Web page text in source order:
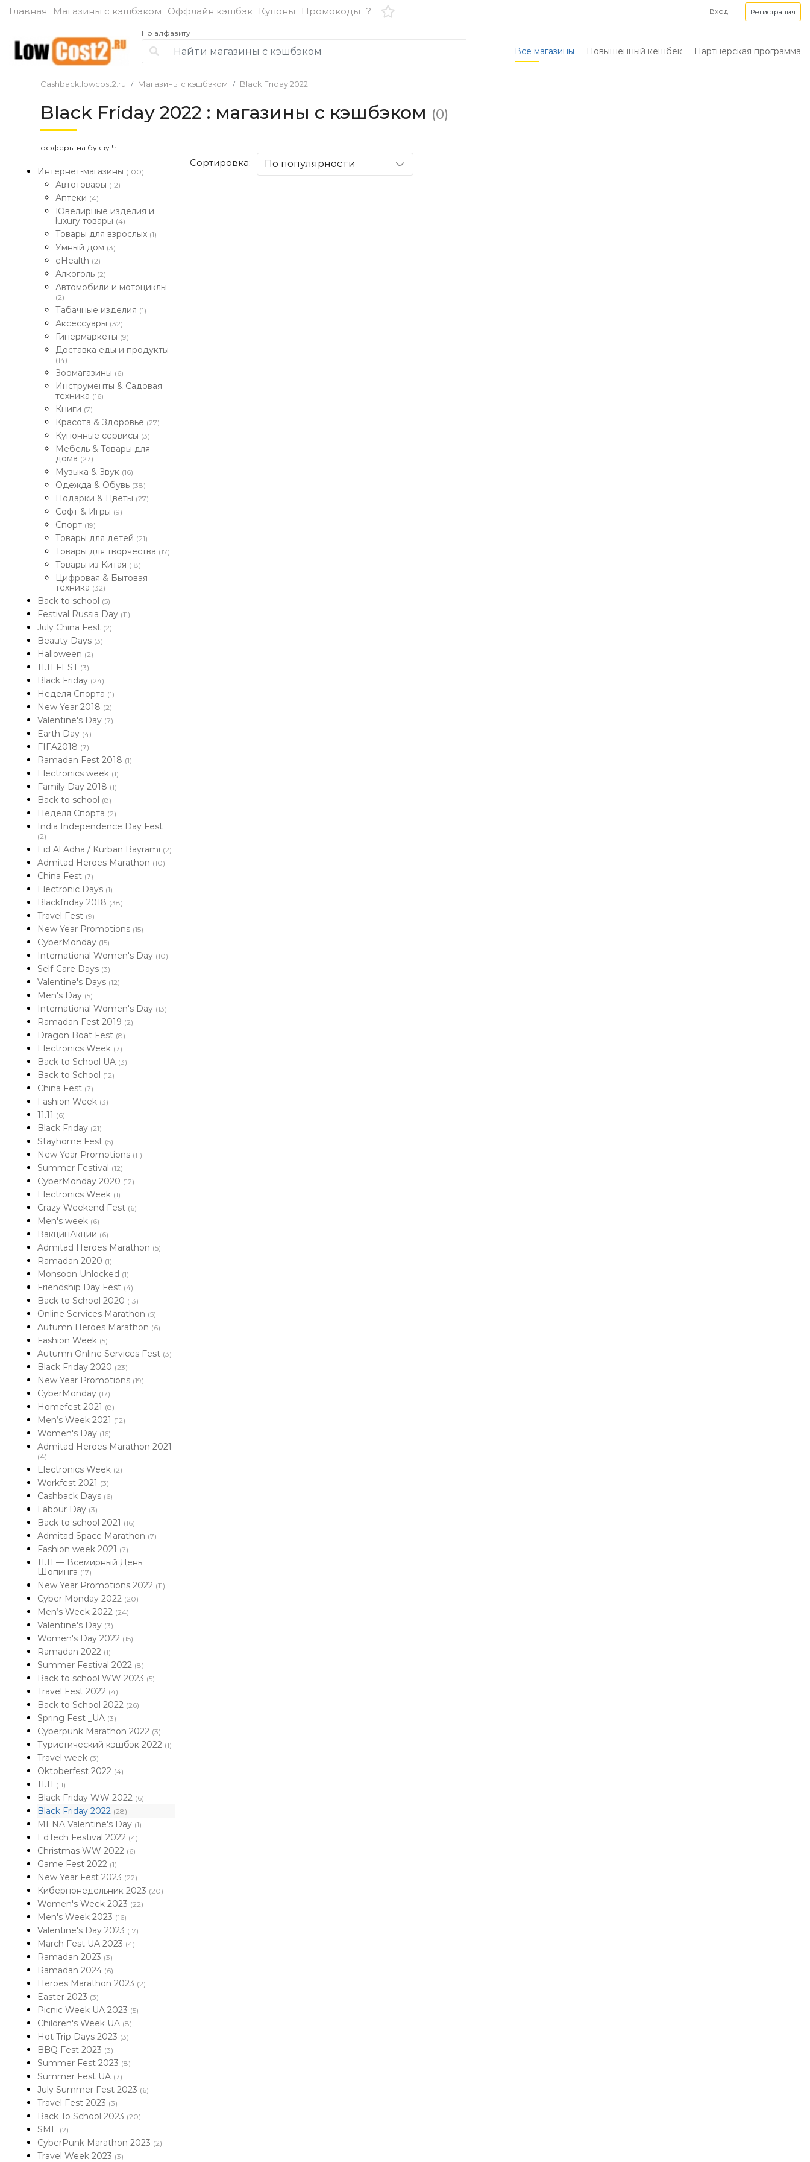
Главная Магазины с кэшбэком Оффлайн кэшбэк Купоны Промокоды ? Вход Регистрация
По алфавиту
Все магазины Повышенный кешбек Партнерская программа
Cashback.lowcost2.ru Магазины с кэшбэком Black Friday 2022
Black Friday 2022 : магазины с кэшбэком (0)
офферы на букву Ч
Интернет-магазины (100)
Автотовары (12)
Аптеки (4)
Ювелирные изделия и
luxury товары (4)
Товары для взрослых (1)
Умный дом (3)
eHealth (2)
Алкоголь (2)
Автомобили и мотоциклы
(2)
Табачные изделия (1)
Аксессуары (32)
Гипермаркеты (9)
Доставка еды и продукты
(14)
Зоомагазины (6)
Инструменты & Садовая
техника (16)
Книги (7)
Красота & Здоровье (27)
Купонные сервисы (3)
Мебель & Товары для
дома (27)
Музыка & Звук (16)
Одежда & Обувь (38)
Подарки & Цветы (27)
Софт & Игры (9)
Спорт (19)
Товары для детей (21)
Товары для творчества (17)
Товары из Китая (18)
Цифровая & Бытовая
техника (32)
Back to school (5)
Festival Russia Day (11)
July China Fest (2)
Beauty Days (3)
Halloween (2)
11.11 FEST (3)
Black Friday (24)
Неделя Спорта (1)
New Year 2018 (2)
Valentine's Day (7)
Earth Day (4)
FIFA2018 (7)
Ramadan Fest 2018 (1)
Electronics week (1)
Family Day 2018 (1)
Back to school (8)
Неделя Спорта (2)
India Independence Day Fest
(2)
Eid Al Adha / Kurban Bayramı (2)
Admitad Heroes Marathon (10)
China Fest (7)
Electronic Days (1)
Blackfriday 2018 (38)
Travel Fest (9)
New Year Promotions (15)
CyberMonday (15)
International Women's Day (10)
Self-Care Days (3)
Valentine's Days (12)
Men's Day (5)
International Women's Day (13)
Ramadan Fest 2019 (2)
Dragon Boat Fest (8)
Electronics Week (7)
Back to School UA (3)
Back to School (12)
China Fest (7)
Fashion Week (3)
11.11 (6)
Black Friday (21)
Stayhome Fest (5)
New Year Promotions (11)
Summer Festival (12)
CyberMonday 2020 (12)
Electronics Week (1)
Crazy Weekend Fest (6)
Men's week (6)
ВакцинАкции (6)
Admitad Heroes Marathon (5)
Ramadan 2020 (1)
Monsoon Unlocked (1)
Friendship Day Fest (4)
Back to School 2020 (13)
Online Services Marathon (5)
Autumn Heroes Marathon (6)
Fashion Week (5)
Autumn Online Services Fest (3)
Black Friday 2020 (23)
New Year Promotions (19)
CyberMonday (17)
Homefest 2021 (8)
Men’s Week 2021 (12)
Women's Day (16)
Admitad Heroes Marathon 2021
(4)
Electronics Week (2)
Workfest 2021 (3)
Cashback Days (6)
Labour Day (3)
Back to school 2021 (16)
Admitad Space Marathon (7)
Fashion week 2021 (7)
11.11 — Всемирный День
Шопинга (17)
New Year Promotions 2022 (11)
Cyber Monday 2022 (20)
Men’s Week 2022 (24)
Valentine's Day (3)
Women's Day 2022 (15)
Ramadan 2022 (1)
Summer Festival 2022 (8)
Back to school WW 2023 (5)
Travel Fest 2022 (4)
Back to School 2022 (26)
Spring Fest _UA (3)
Cyberpunk Marathon 2022 (3)
Туристический кэшбэк 2022 (1)
Travel week (3)
Oktoberfest 2022 (4)
11.11 (11)
Black Friday WW 2022 (6)
Black Friday 2022 (28)
MENA Valentine's Day (1)
EdTech Festival 2022 (4)
Christmas WW 2022 (6)
Game Fest 2022 (1)
New Year Fest 2023 (22)
Киберпонедельник 2023 (20)
Women's Week 2023 (22)
Men's Week 2023 (16)
Valentine's Day 2023 (17)
March Fest UA 2023 (4)
Ramadan 2023 (3)
Ramadan 2024 (6)
Heroes Marathon 2023 (2)
Easter 2023 (3)
Picnic Week UA 2023 (5)
Children's Week UA (8)
Hot Trip Days 2023 (3)
BBQ Fest 2023 (3)
Summer Fest 2023 (8)
Summer Fest UA (7)
July Summer Fest 2023 (6)
Travel Fest 2023 (3)
Back To School 2023 (20)
SME (2)
CyberPunk Marathon 2023 (2)
Travel Week 2023 (3)
Сортировка: По популярности